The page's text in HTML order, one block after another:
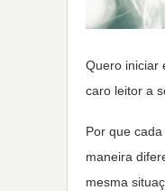
Quero iniciar
caro leitor a
Por que
maneira
mesma